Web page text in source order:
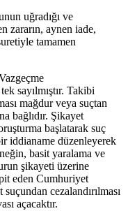
uğradığı ve
zararın, aynen iade,
tamamen
sayılmıştır. Takibi
mağdur veya suçtan
bağlıdır. Şikayet
başlatarak suç
iddianame düzenleyerek
basit yaralama ve
şikayeti üzerine
eden Cumhuriyet
cezalandırılması
açacaktır.